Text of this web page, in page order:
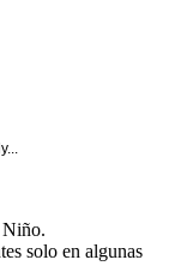
Niño.
solo en algunas